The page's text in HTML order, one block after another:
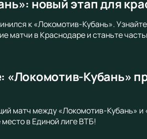
новый этап для
к «Локомотив-Кубань».
матчи в Краснодаре и станьте
Кубань»
матч между «Локомотив-Кубань»
в Единой лиге ВТБ!